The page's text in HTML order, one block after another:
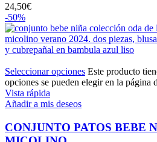
24,50€
-50%
Seleccionar opciones Este producto
opciones se pueden elegir en la página
Vista rápida
Añadir a mis deseos
CONJUNTO PATOS BEBE